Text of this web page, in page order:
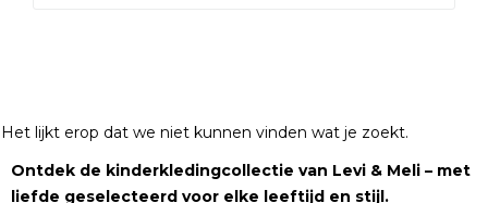
Het lijkt erop dat we niet kunnen vinden wat je zoekt.
Ontdek de kinderkledingcollectie van Levi & Meli – met
liefde geselecteerd voor elke leeftijd en stijl.